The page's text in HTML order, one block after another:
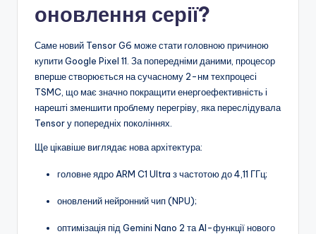
оновлення серії?
Саме новий Tensor G6 може стати головною причиною
купити Google Pixel 11. За попередніми даними, процесор
вперше створюється на сучасному 2-нм техпроцесі
TSMC, що має значно покращити енергоефективність і
нарешті зменшити проблему перегріву, яка переслідувала
Tensor у попередніх поколіннях.
Ще цікавіше виглядає нова архітектура:
головне ядро ARM C1 Ultra з частотою до 4,11 ГГц;
оновлений нейронний чип (NPU);
оптимізація під Gemini Nano 2 та AI-функції нового